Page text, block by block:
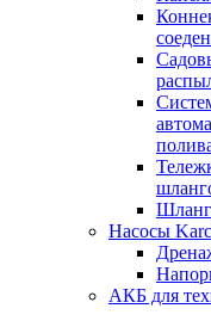
Насосы
АКБ для